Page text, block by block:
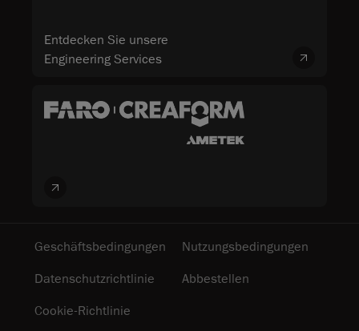
Entdecken Sie unsere
Engineering Services
Geschäftsbedingungen
Nutzungsbedingungen
Datenschutzrichtlinie
Abbestellen
Cookie-Richtlinie